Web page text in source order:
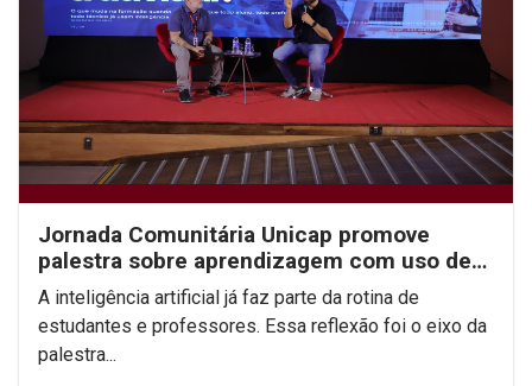
Jornada Comunitária Unicap promove
palestra sobre aprendizagem com uso de
IA
A inteligência artificial já faz parte da rotina de
estudantes e professores. Essa reflexão foi o eixo da
palestra...